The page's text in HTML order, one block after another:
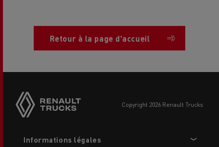
Retour à la page d'accueil
buttons
copyright 2026 Renault Trucks
menu
Informations légales